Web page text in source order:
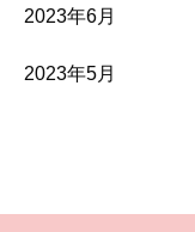
2023年6月
2023年5月